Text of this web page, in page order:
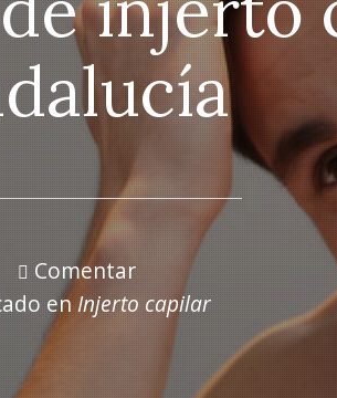
Comentar
enInjerto capilar